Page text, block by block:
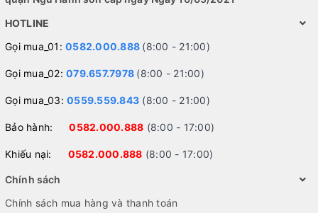
HOTLINE
Gọi mua_01: 0582.000.888 (8:00 - 21:00)
Gọi mua_02: 079.657.7978 (8:00 - 21:00)
Gọi mua_03: 0559.559.843 (8:00 - 21:00)
Bảo hành:0582.000.888 (8:00 - 17:00)
Khiếu nại: 0582.000.888 (8:00 - 17:00)
Chính sách
Chính sách mua hàng và thanh toán